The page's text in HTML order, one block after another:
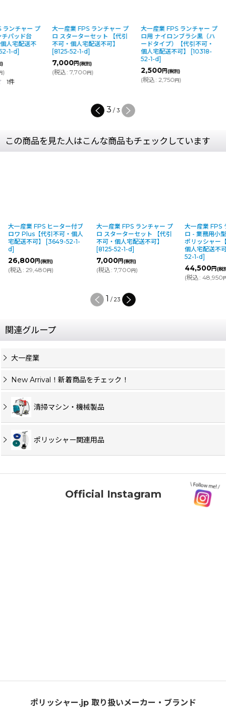
ランチャー プ
チパッド台
個人宅配送不
52-1-d
別)
1
大一産業 FPS ランチャー プ
ロ スターターセット 【代引
不可・個人宅配送不可】
[8125-52-1-d
7,000円(税別)
(税込: 7,700
大一産業 FPS ランチャー プ
ロ用 ナイロンブラシ黒（ハ
ードタイプ）【代引不可・
個人宅配送不可】 [10318-
52-1-d
2,500円(税別)
(税込: 2,750円
1/ 3
この商品を見た人はこんな商品もチェックしています
大一産業 FPS ヒーター付ブ
ロワ Plus【代引不可・個人
宅配送不可】
[3649-52-1-
d]
26,800円(税別)
(税込: 29,480円)
大一産業 FPS ランチャー プ
ロ スターターセット 【代引
不可・個人宅配送不可】
[8125-52-1-d]
7,000円(税別)
(税込: 7,700円)
大一産業 FPS
ロ - 業務用小
ポリッシャー
個人宅配送不
52-1-d]
44,500円(税
(税込: 48,950
1 / 23
関連グループ
大一産業
New Arrival！新着商品をチェック！
清掃マシン・機械製品
ポリッシャー関連用品
Official Instagram
ポリッシャー.jp 取り扱いメーカー・ブランド